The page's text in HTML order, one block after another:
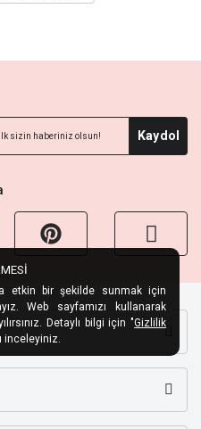
Kaydol
etkin bir şekilde sunmak için
Web sayfamızı kullanarak
Detaylı bilgi için "Gizlilik
inceleyiniz.